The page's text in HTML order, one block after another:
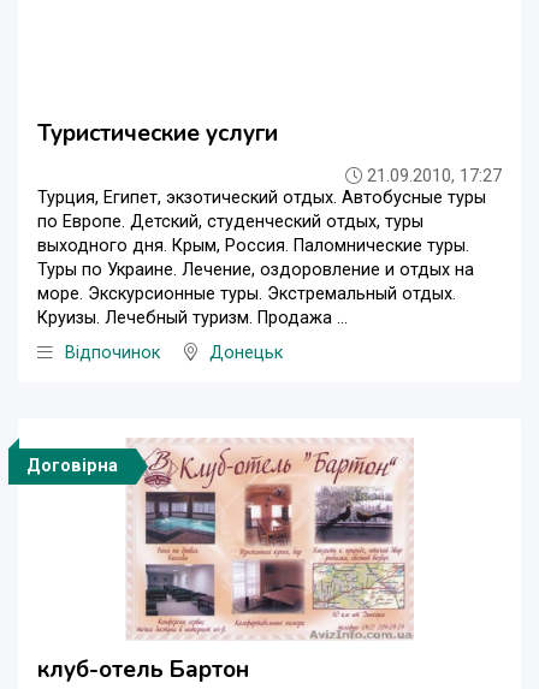
Туристические услуги
21.09.2010, 17:27
Турция, Египет, экзотический отдых. Автобусные туры
по Европе. Детский, студенческий отдых, туры
выходного дня. Крым, Россия. Паломнические туры.
Туры по Украине. Лечение, оздоровление и отдых на
море. Экскурсионные туры. Экстремальный отдых.
Круизы. Лечебный туризм. Продажа ...
Відпочинок
Донецьк
Договірна
клуб-отель Бартон